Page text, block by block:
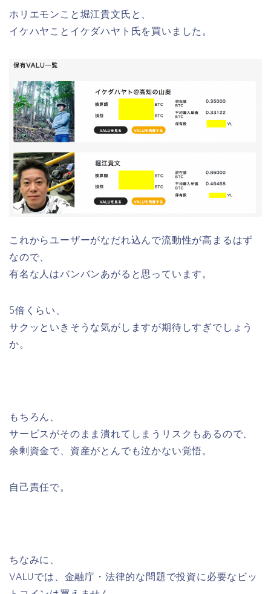
ホリエモンこと堀江貴文氏と、
イケハヤことイケダハヤト氏を買いました。
これからユーザーがなだれ込んで流動性が高まるはず
なので、
有名な人はバンバンあがると思っています。
5倍くらい、
サクッといきそうな気がしますが期待しすぎでしょう
か。
もちろん、
サービスがそのまま潰れてしまうリスクもあるので、
余剰資金で、資産がとんでも泣かない覚悟。
自己責任で。
ちなみに、
VALUでは、金融庁・法律的な問題で投資に必要なビッ